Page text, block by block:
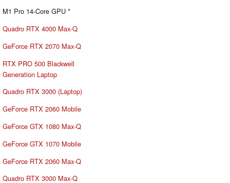
M1 Pro 14-Core GPU *
Quadro RTX 4000 Max-Q
GeForce RTX 2070 Max-Q
RTX PRO 500 Blackwell
Generation Laptop
Quadro RTX 3000 (Laptop)
GeForce RTX 2060 Mobile
GeForce GTX 1080 Max-Q
GeForce GTX 1070 Mobile
GeForce RTX 2060 Max-Q
Quadro RTX 3000 Max-Q